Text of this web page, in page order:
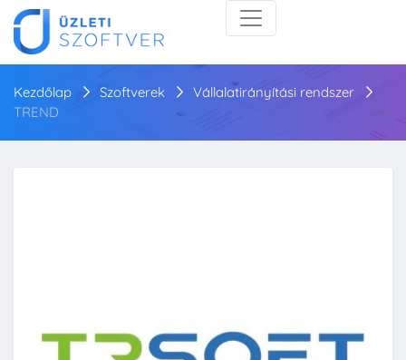
Kezdőlap Szoftverek
Vállalatirányítási rendszer
TREND